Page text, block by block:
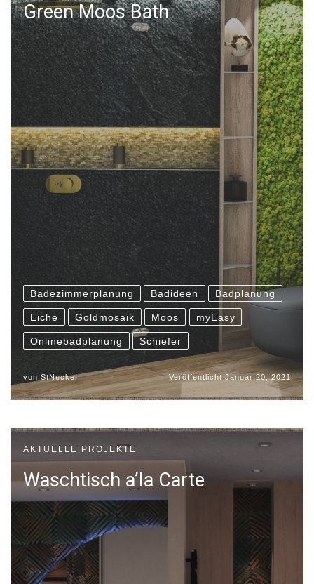
Green Moos Bath
Badezimmerplanung Badideen Badplanung
Eiche Goldmosaik Moos myEasy
Onlinebadplanung Schiefer
von StNecker VeröffentlichtJanuar 20, 2021
AKTUELLE PROJEKTE
Waschtisch a’la Carte